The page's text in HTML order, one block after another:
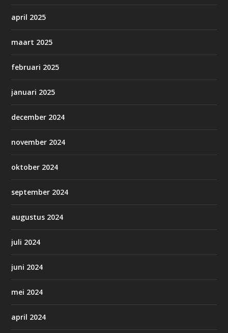
april 2025
maart 2025
februari 2025
januari 2025
december 2024
november 2024
oktober 2024
september 2024
augustus 2024
juli 2024
juni 2024
mei 2024
april 2024